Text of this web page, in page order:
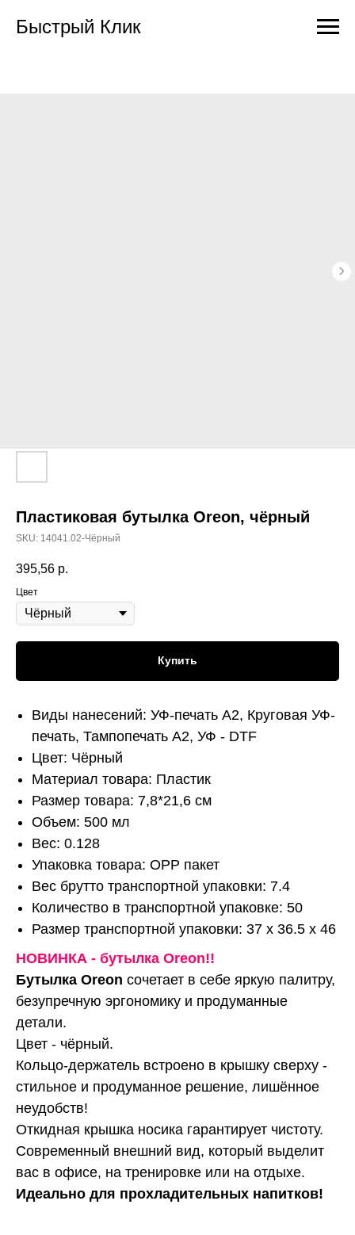
Быстрый Клик
Пластиковая бутылка Oreon, чёрный
SKU: 14041.02-Чёрный
395,56 р.
Цвет
Купить
Виды нанесений: УФ-печать А2, Круговая УФ-
печать, Тампопечать А2, УФ - DTF
Цвет: Чёрный
Материал товара: Пластик
Размер товара: 7,8*21,6 см
Объем: 500 мл
Вес: 0.128
Упаковка товара: OPP пакет
Вес брутто транспортной упаковки: 7.4
Количество в транспортной упаковке: 50
Размер транспортной упаковки: 37 x 36.5 x 46
НОВИНКА - бутылка Oreon!!
Бутылка Oreon сочетает в себе яркую палитру,
безупречную эргономику и продуманные
детали.
Цвет - чёрный.
Кольцо-держатель встроено в крышку сверху -
стильное и продуманное решение, лишённое
неудобств!
Откидная крышка носика гарантирует чистоту.
Современный внешний вид, который выделит
вас в офисе, на тренировке или на отдыхе.
Идеально для прохладительных напитков!